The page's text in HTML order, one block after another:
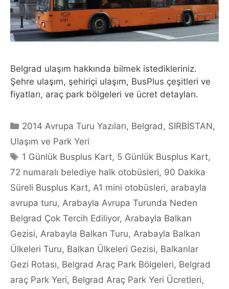
Belgrad ulaşım hakkında bilmek istedikleriniz.
Şehre ulaşım, şehiriçi ulaşım, BusPlus çeşitleri ve
fiyatları, araç park bölgeleri ve ücret detayları.
Categories
2014 Avrupa Turu Yazıları, Belgrad , SIRBİSTAN,
Ulaşım ve Park Yeri
Tags
1 Günlük Busplus Kart, 5 Günlük Busplus Kart,
72 numaralı belediye halk otobüsleri, 90 Dakika
Süreli Busplus Kart, A1 mini otobüsleri, arabayla
avrupa turu, Arabayla Avrupa Turunda Neden
Belgrad Çok Tercih Ediliyor, Arabayla Balkan
Gezisi, Arabayla Balkan Turu, Arabayla Balkan
Ülkeleri Turu, Balkan Ülkeleri Gezisi, Balkanlar
Gezi Rotası, Belgrad Araç Park Bölgeleri, Belgrad
araç Park Yeri, Belgrad Araç Park Yeri Ücretleri,